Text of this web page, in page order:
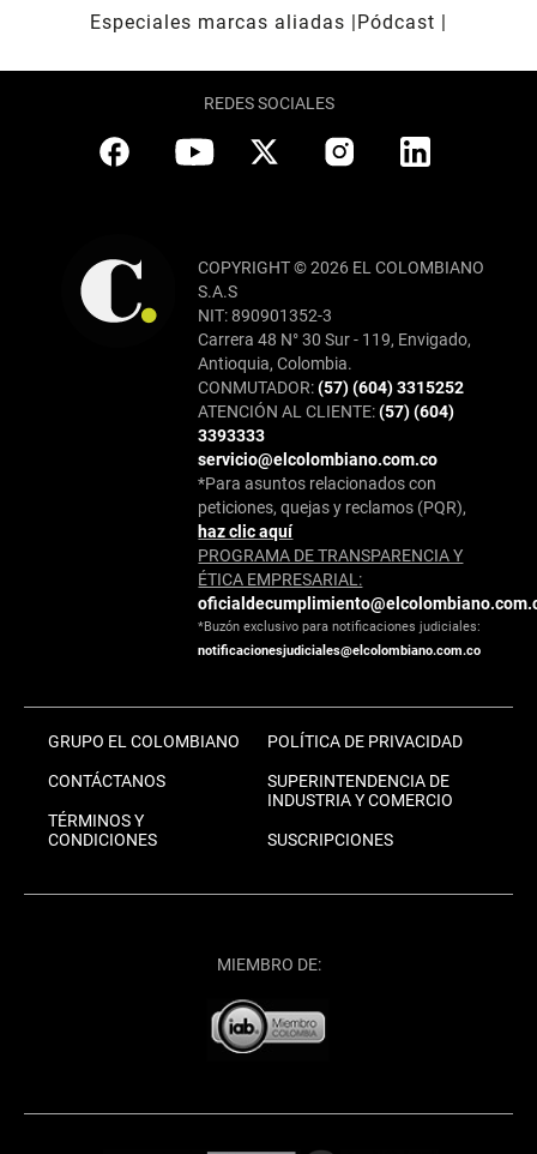
Especiales marcas aliadas
Pódcast
REDES SOCIALES
COPYRIGHT © 2026 EL COLOMBIANO
S.A.S
NIT: 890901352-3
Carrera 48 N° 30 Sur - 119, Envigado,
Antioquia, Colombia.
CONMUTADOR:(57) (604) 3315252
ATENCIÓN AL CLIENTE:(57) (604)
3393333
servicio@elcolombiano.com.co
*Para asuntos relacionados con
peticiones, quejas y reclamos (PQR),
haz clic aquí
PROGRAMA DE TRANSPARENCIA Y
ÉTICA EMPRESARIAL:
*Buzón exclusivo para notificaciones judiciales:
notificacionesjudiciales@elcolombiano.com.co
GRUPO EL COLOMBIANO
CONTÁCTANOS
TÉRMINOS Y
CONDICIONES
POLÍTICA DE PRIVACIDAD
SUPERINTENDENCIA DE
INDUSTRIA Y COMERCIO
SUSCRIPCIONES
MIEMBRO DE: